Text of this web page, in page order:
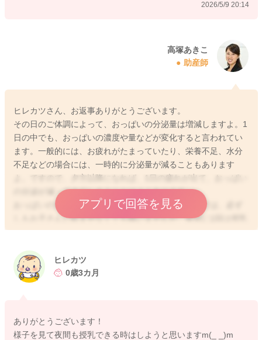
2026/5/9 20:14
高塚あきこ
助産師
ヒレカツさん、お返事ありがとうございます。
その日のご体調によって、おっぱいの分泌量は増減しますよ。1
日の中でも、おっぱいの濃度や量などが変化すると言われてい
ます。一般的には、お疲れがたまっていたり、栄養不足、水分
不足などの場合には、一時的に分泌量が減ることもあります
よ。ですので、夕方以降になれば、1日の疲れが出て、おっぱい
の分泌が減ってきてしまうことはよくあります。
おっぱいの分泌が安定すると言われる、生後半年までは、必ず
しもお子さんに飲ませなくても構いませんが、夜間に1回は授乳
または搾乳をなさっていただく方が安心と思います。間隔はま
いと、分泌が低下してしまうことはあると思いますよ。
アプリで回答を見る
ヒレカツ
0歳3カ月
ありがとうございます！
様子を見て夜間も授乳できる時はしようと思いますm(_ _)m